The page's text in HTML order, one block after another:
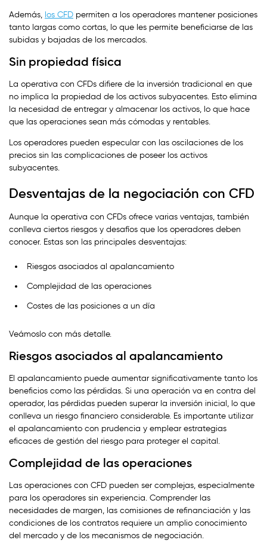
Además, los CFD permiten a los operadores mantener posiciones
tanto largas como cortas, lo que les permite beneficiarse de las
subidas y bajadas de los mercados.
Sin propiedad física
La operativa con CFDs difiere de la inversión tradicional en que
no implica la propiedad de los activos subyacentes. Esto elimina
la necesidad de entregar y almacenar los activos, lo que hace
que las operaciones sean más cómodas y rentables.
Los operadores pueden especular con las oscilaciones de los
precios sin las complicaciones de poseer los activos
subyacentes.
Desventajas de la negociación con CFD
Aunque la operativa con CFDs ofrece varias ventajas, también
conlleva ciertos riesgos y desafíos que los operadores deben
conocer. Estas son las principales desventajas:
Riesgos asociados al apalancamiento
Complejidad de las operaciones
Costes de las posiciones a un día
Veámoslo con más detalle.
Riesgos asociados al apalancamiento
El apalancamiento puede aumentar significativamente tanto los
beneficios como las pérdidas. Si una operación va en contra del
operador, las pérdidas pueden superar la inversión inicial, lo que
conlleva un riesgo financiero considerable. Es importante utilizar
el apalancamiento con prudencia y emplear estrategias
eficaces de gestión del riesgo para proteger el capital.
Complejidad de las operaciones
Las operaciones con CFD pueden ser complejas, especialmente
para los operadores sin experiencia. Comprender las
necesidades de margen, las comisiones de refinanciación y las
condiciones de los contratos requiere un amplio conocimiento
del mercado y de los mecanismos de negociación.